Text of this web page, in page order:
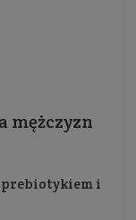
mężczyzn
prebiotykiem i